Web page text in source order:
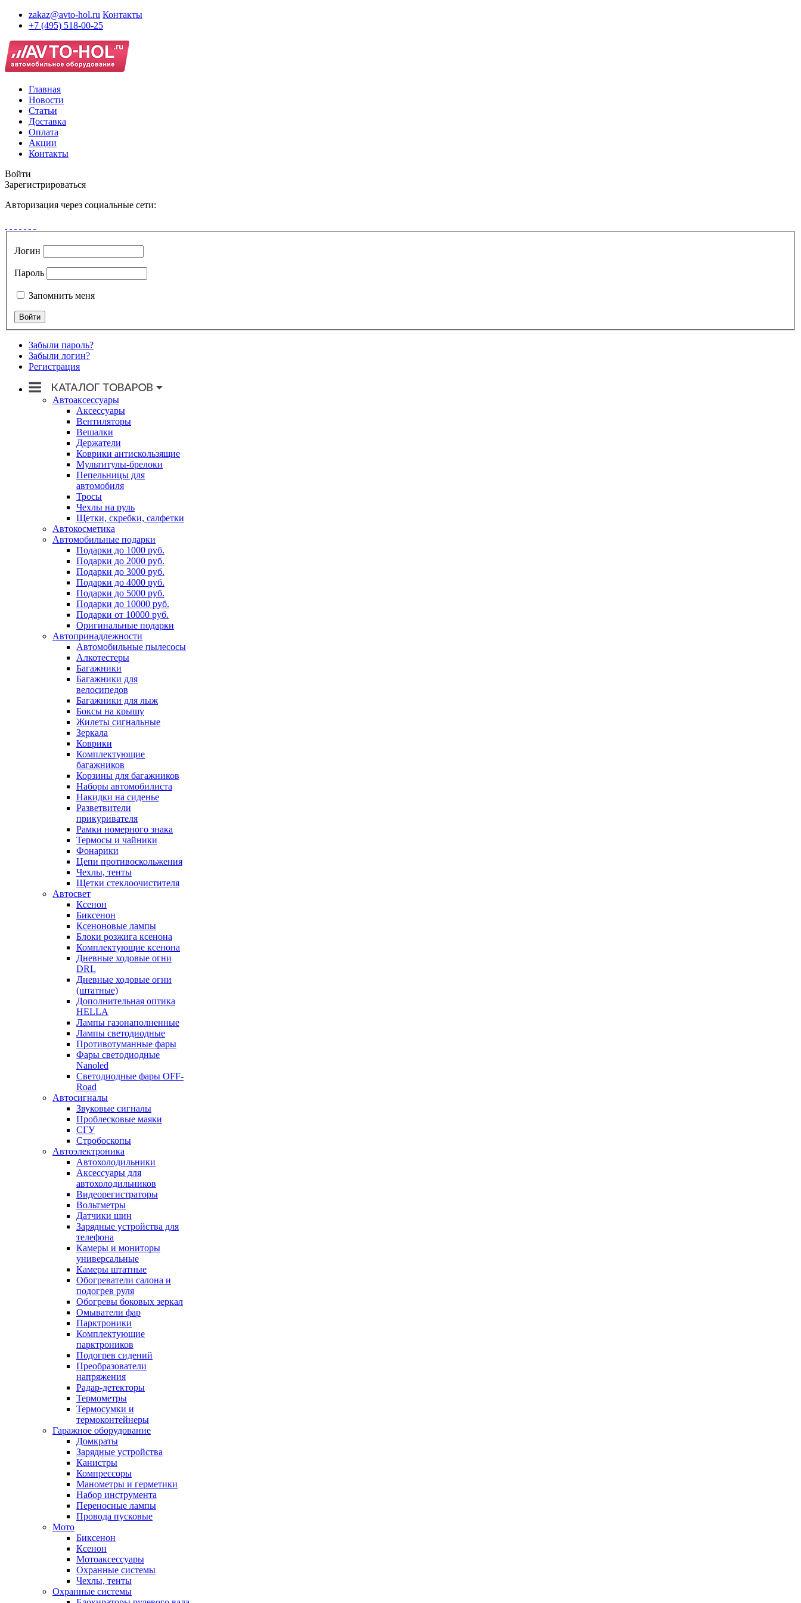
zakaz@avto-hol.ru Контакты
+7 (495) 518-00-25
Главная
Новости
Статьи
Доставка
Оплата
Акции
Контакты
Войти
Зарегистрироваться
Авторизация через социальные сети:
Логин
Пароль
Запомнить меня
Забыли пароль?
Забыли логин?
Регистрация
Автоаксессуары
Аксессуары
Вентиляторы
Вешалки
Держатели
Коврики антискользящие
Мультитулы-брелоки
Пепельницы для
автомобиля
Тросы
Чехлы на руль
Щетки, скребки, салфетки
Автокосметика
Автомобильные подарки
Подарки до 1000 руб.
Подарки до 2000 руб.
Подарки до 3000 руб.
Подарки до 4000 руб.
Подарки до 5000 руб.
Подарки до 10000 руб.
Подарки от 10000 руб.
Оригинальные подарки
Автопринадлежности
Автомобильные пылесосы
Алкотестеры
Багажники
Багажники для
велосипедов
Багажники для лыж
Боксы на крышу
Жилеты сигнальные
Зеркала
Коврики
Комплектующие
багажников
Корзины для багажников
Наборы автомобилиста
Накидки на сиденье
Разветвители
прикуривателя
Рамки номерного знака
Термосы и чайники
Фонарики
Цепи противоскольжения
Чехлы, тенты
Щетки стеклоочистителя
Автосвет
Ксенон
Биксенон
Ксеноновые лампы
Блоки розжига ксенона
Комплектующие ксенона
Дневные ходовые огни
DRL
Дневные ходовые огни
(штатные)
Дополнительная оптика
HELLA
Лампы газонаполненные
Лампы светодиодные
Противотуманные фары
Фары светодиодные
Nanoled
Светодиодные фары OFF-
Road
Автосигналы
Звуковые сигналы
Проблесковые маяки
СГУ
Стробоскопы
Автоэлектроника
Автохолодильники
Аксессуары для
автохолодильников
Видеорегистраторы
Вольтметры
Датчики шин
Зарядные устройства для
телефона
Камеры и мониторы
универсальные
Камеры штатные
Обогреватели салона и
подогрев руля
Обогревы боковых зеркал
Омыватели фар
Парктроники
Комплектующие
парктроников
Подогрев сидений
Преобразователи
напряжения
Радар-детекторы
Термометры
Термосумки и
термоконтейнеры
Гаражное оборудование
Домкраты
Зарядные устройства
Канистры
Компрессоры
Манометры и герметики
Набор инструмента
Переносные лампы
Провода пусковые
Мото
Биксенон
Ксенон
Мотоаксессуары
Охранные системы
Чехлы, тенты
Охранные системы